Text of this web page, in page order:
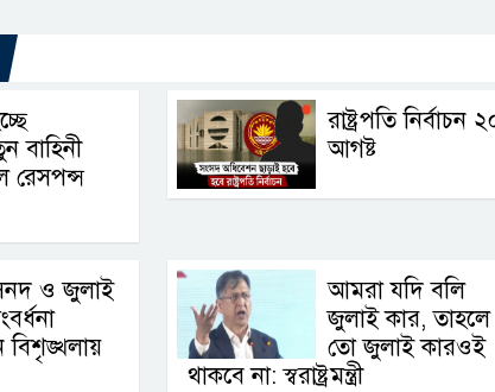
বাহিনী
রেসপন্স
রাষ্ট্রপতি নির্বাচন
আগষ্ট
ও জুলাই
বিশৃঙ্খলায়
আমরা যদি বলি
জুলাই কার, তাহলে
তো জুলাই কারওই
থাকবে না: স্বরাষ্ট্রমন্ত্রী